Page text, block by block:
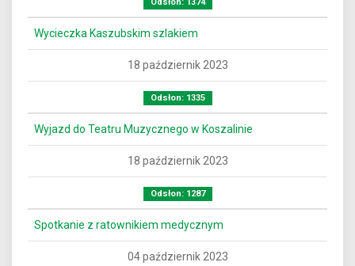
Wycieczka Kaszubskim szlakiem
18 październik 2023
Odsłon: 1335
Wyjazd do Teatru Muzycznego w Koszalinie
18 październik 2023
Odsłon: 1287
Spotkanie z ratownikiem medycznym
04 październik 2023